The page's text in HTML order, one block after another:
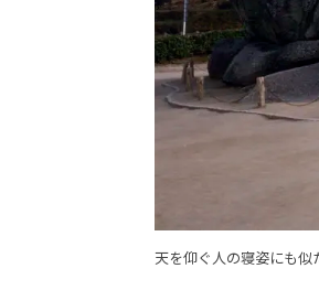
天を仰ぐ人の寝姿にも似